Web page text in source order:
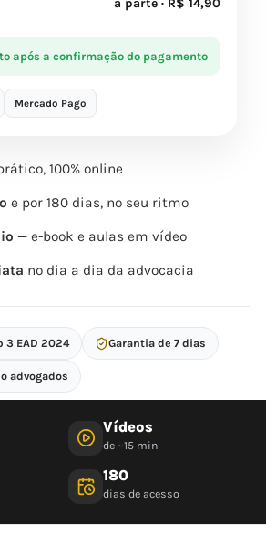
100% online
e por 180 dias, no seu ritmo
— e-book e aulas em vídeo
no dia a dia da advocacia
3 EAD 2024 Garantia de 7 dias
advogados
à parte · R$ 14,90
após a confirmação do pagamento
Mercado Pago
Vídeos
de ~15 min
180
dias de acesso